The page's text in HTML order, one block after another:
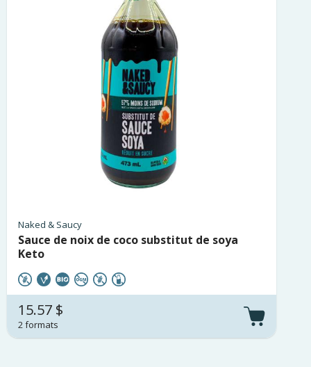
Naked & Saucy
Sauce de noix de coco substitut de soya
Keto
15.57 $
2 formats